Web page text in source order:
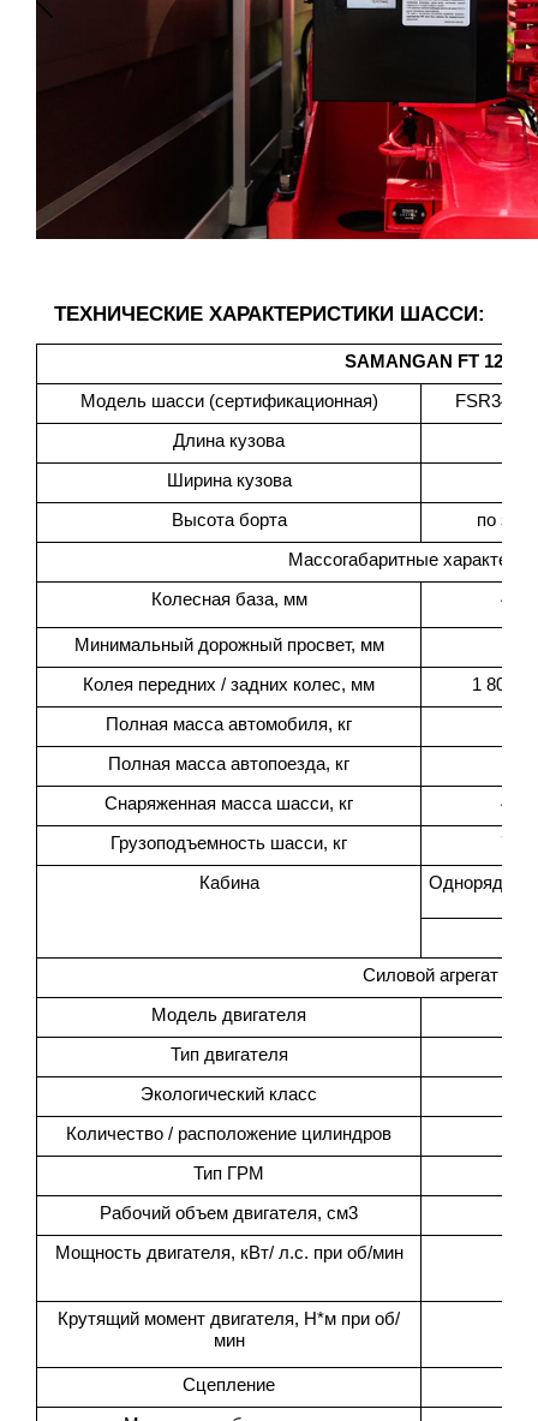
ТЕХНИЧЕСКИЕ ХАРАКТЕРИСТИКИ ШАССИ:
SAMANGAN FT 12.0
Модель шасси (сертификационная)
Длина кузова
Ширина кузова
Высота борта
по
Массогабаритные
Колесная база, мм
Минимальный дорожный просвет, мм
Колея передних / задних колес, мм
1 800 /
Полная масса автомобиля, кг
Полная масса автопоезда, кг
Снаряженная масса шасси, кг
Грузоподъемность шасси, кг
Кабина
Силовой агрегат
Модель двигателя
Тип двигателя
Экологический класс
Количество / расположение цилиндров
Тип ГРМ
Рабочий объем двигателя, см3
Мощность двигателя, кВт/ л.с. при об/мин
Крутящий момент двигателя, Н*м при об/
мин
Сцепление